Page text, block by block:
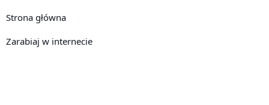
Strona główna
Zarabiaj w internecie